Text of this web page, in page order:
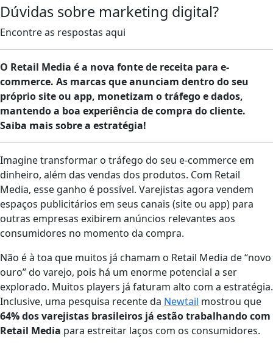
Dúvidas sobre marketing digital?
Encontre as respostas aqui
O Retail Media é a nova fonte de receita para e-
commerce. As marcas que anunciam dentro do seu
próprio site ou app, monetizam o tráfego e dados,
mantendo a boa experiência de compra do cliente.
Saiba mais sobre a estratégia!
Imagine transformar o tráfego do seu e-commerce em
dinheiro, além das vendas dos produtos. Com Retail
Media, esse ganho é possível. Varejistas agora vendem
espaços publicitários em seus canais (site ou app) para
outras empresas exibirem anúncios relevantes aos
consumidores no momento da compra.
Não é à toa que muitos já chamam o Retail Media de “novo
ouro” do varejo, pois há um enorme potencial a ser
explorado​. Muitos players já faturam alto com a estratégia.
Inclusive, uma pesquisa recente da Newtail mostrou que
64% dos varejistas brasileiros já estão trabalhando com
Retail Media ​ para estreitar laços com os consumidores.